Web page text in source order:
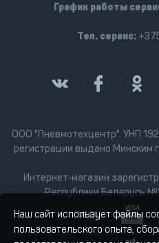
ООО "Пневмотехцентр". УНП
регистрации выдано Минским
Интернет-магазин
Республики Беларусь
График работы
Тел. сервис:
Наш сайт использует файлы
пользовательского опыта,